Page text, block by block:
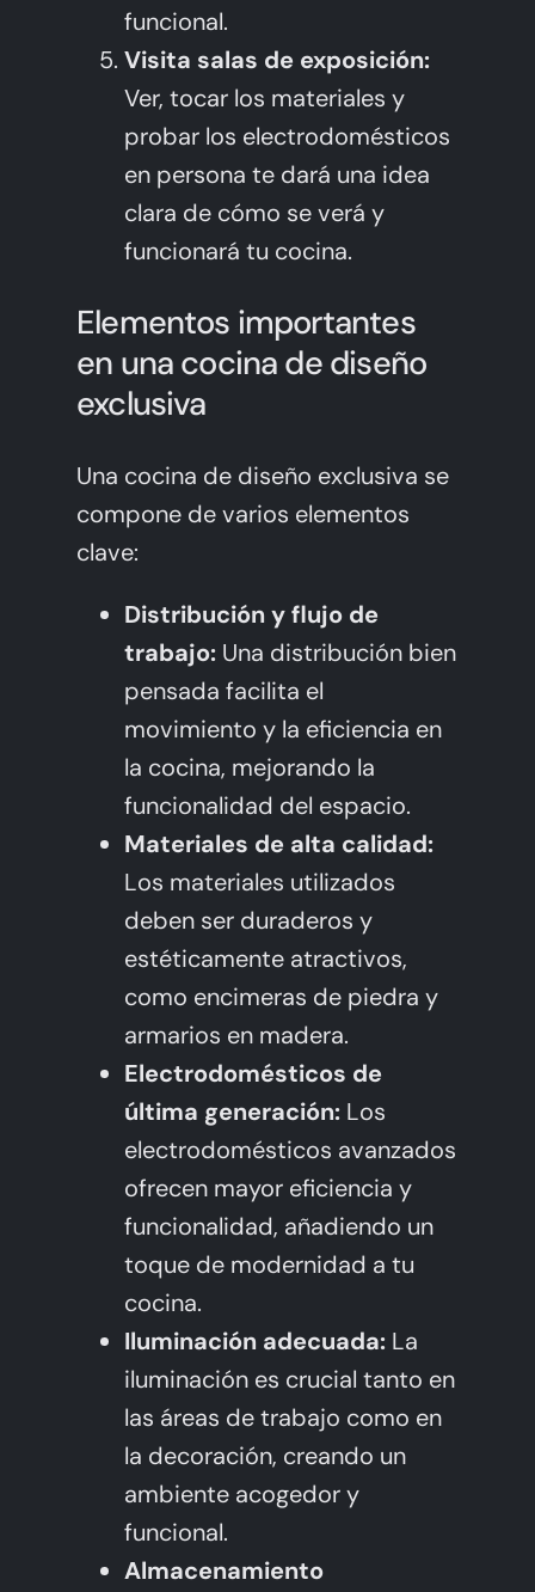
funcional.
Visita salas de exposición:
Ver, tocar los materiales y
probar los electrodomésticos
en persona te dará una idea
clara de cómo se verá y
funcionará tu cocina.
Elementos importantes
en una cocina de diseño
exclusiva
Una cocina de diseño exclusiva se
compone de varios elementos
clave:
Distribución y flujo de
trabajo:Una distribución bien
pensada facilita el
movimiento y la eficiencia en
la cocina, mejorando la
funcionalidad del espacio.
Materiales de alta calidad:
Los materiales utilizados
deben ser duraderos y
estéticamente atractivos,
como encimeras de piedra y
armarios en madera.
Electrodomésticos de
última generación:Los
electrodomésticos avanzados
ofrecen mayor eficiencia y
funcionalidad, añadiendo un
toque de modernidad a tu
cocina.
Iluminación adecuada:La
iluminación es crucial tanto en
las áreas de trabajo como en
la decoración, creando un
ambiente acogedor y
funcional.
Almacenamiento